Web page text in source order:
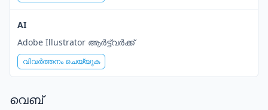
AI
Adobe Illustrator ആർട്ട്‌വർക്ക്
വിവർത്തനം ചെയ്യുക
വെബ്